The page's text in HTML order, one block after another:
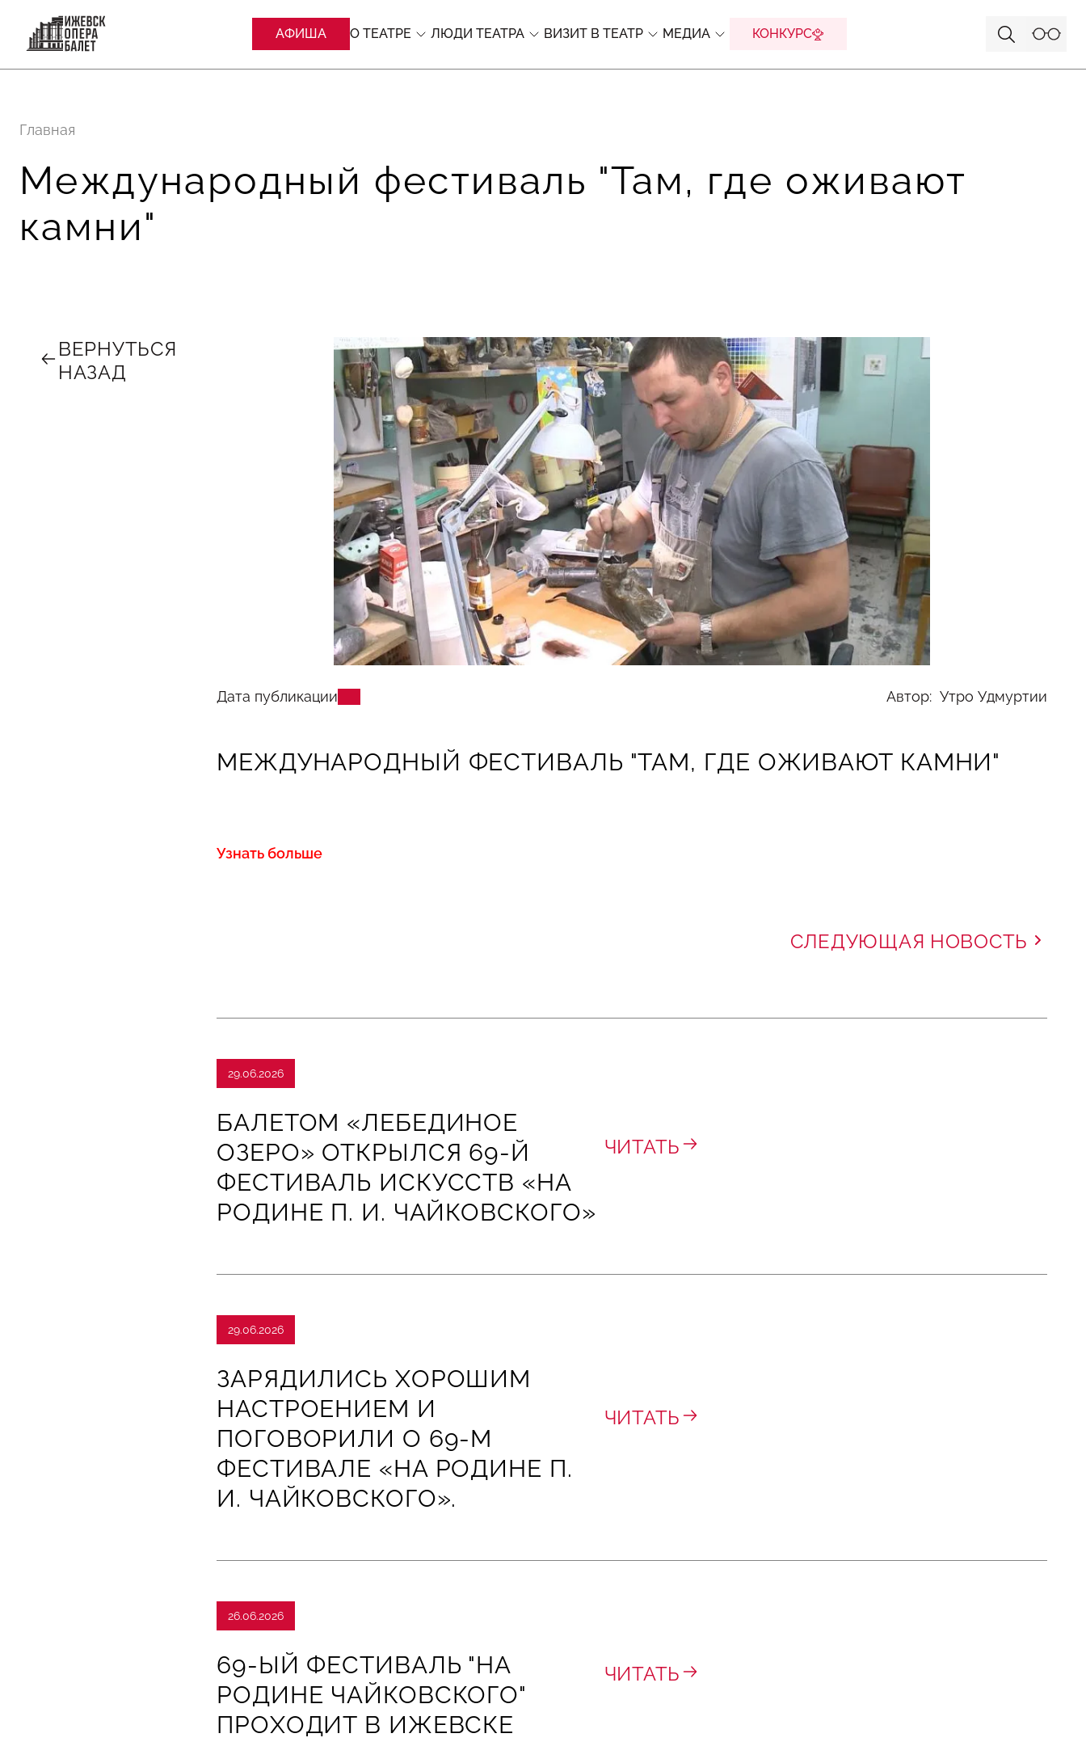
АФИША О ТЕАТРЕ ЛЮДИ ТЕАТРА ВИЗИТ В ТЕАТР МЕДИА КОНКУРС
Главная
Международный фестиваль "Там, где оживают
камни"
ВЕРНУТЬСЯ
НАЗАД
Дата публикации Автор: Утро Удмуртии
МЕЖДУНАРОДНЫЙ ФЕСТИВАЛЬ "ТАМ, ГДЕ ОЖИВАЮТ КАМНИ"
Узнать больше
СЛЕДУЮЩАЯ НОВОСТЬ
29.06.2026
БАЛЕТОМ «ЛЕБЕДИНОЕ
ОЗЕРО» ОТКРЫЛСЯ 69-Й
ФЕСТИВАЛЬ ИСКУССТВ «НА
РОДИНЕ П. И. ЧАЙКОВСКОГО»
ЧИТАТЬ
29.06.2026
ЗАРЯДИЛИСЬ ХОРОШИМ
НАСТРОЕНИЕМ И
ПОГОВОРИЛИ О 69‑М
ФЕСТИВАЛЕ «НА РОДИНЕ П.
И. ЧАЙКОВСКОГО».
ЧИТАТЬ
26.06.2026
69-ЫЙ ФЕСТИВАЛЬ "НА
РОДИНЕ ЧАЙКОВСКОГО"
ПРОХОДИТ В ИЖЕВСКЕ
ЧИТАТЬ